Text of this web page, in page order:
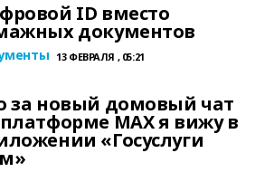
ID вместо
документов
13 ФЕВРАЛЯ , 05:21
за новый домовый чат
MAX я вижу в
«Госуслуги